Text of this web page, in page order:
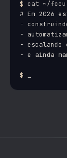
$
# Em 2026
-
-
- escalando
- e ainda
$